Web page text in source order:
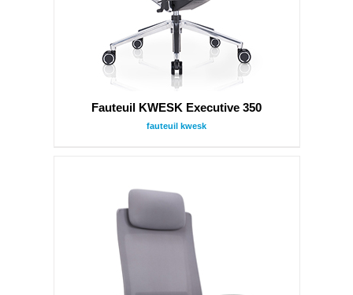
Fauteuil KWESK Executive 350
fauteuil kwesk